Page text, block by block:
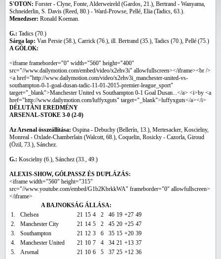
S'OTON: Forster - Clyne, Fonte, Alderweireld (Gardos, 21.), Bertrand - Wanyama,
Schneiderlin, S. Davis (Reed, 80.) - Ward-Prowse, Pellé, Elia (Tadics, 63.).
Menedzser: Ronald Koeman.
G.: Tadics (70.)
Sárga lap: Van Persie (58.), Carrick (76.), ill. Bertrand (35.), Tadics (70.), Pellé (75.)
A GÓLOK:
<iframe frameborder="0" width="560" height="400"
src="//www.dailymotion.com/embed/video/x2ehv3i" allowfullscreen></iframe><br />
<a href="http://www.dailymotion.com/video/x2ehv3i_manchester-united-vs-
southampton-0-1-goal-dusan-tadic-11-01-2015-premier-league_sport"
target="_blank">Manchester United vs Southampton 0-1 Goal Dusan...</a> <i>by <a
href="http://www.dailymotion.com/luffyxguts" target="_blank">luffyxguts</a></i>
DÉLUTÁNI EREDMÉNY
ARSENAL-STOKE 3-0 (2-0)
Az Arsenal összeállítása: Ospina - Debuchy (Bellerín, 13.), Mertesacker, Koscielny,
Monreal - Oxlade-Chamberlain (Walcott, 68.), Coquelin, Rosicky - Cazorla, Giroud
(Özil, 73.), Sánchez.
G.: Koscielny (6.), Sánchez (33., 49.)
ALEXIS-SHOW, GÓLPASSZ ÉS DUPLÁZÁS:
<iframe width="560" height="315"
src="//www.youtube.com/embed/G1b2KbrkkWA" frameborder="0" allowfullscreen>
</iframe>
A BAJNOKSÁG ÁLLÁSA:
1.
Chelsea 21 15 4 2 46 19 +27 49
2.
Manchester City 21 14 5 2 45 20 +25 47
3.
Southampton 21 12 3 6 35 15 +20 39
4.
Manchester United 21 10 7 4 34 21 +13 37
5.
Arsenal 21 10 6 5 37 25 +12 36